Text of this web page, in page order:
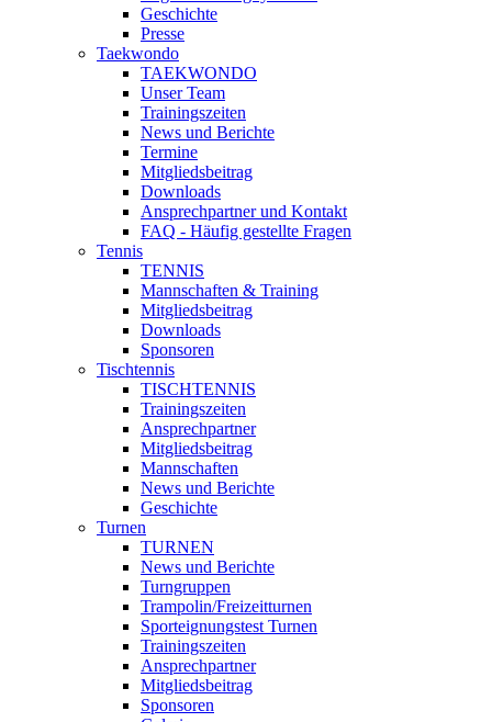
Geschichte
Presse
Taekwondo
TAEKWONDO
Unser Team
Trainingszeiten
News und Berichte
Termine
Mitgliedsbeitrag
Downloads
Ansprechpartner und Kontakt
FAQ - Häufig gestellte Fragen
Tennis
TENNIS
Mannschaften & Training
Mitgliedsbeitrag
Downloads
Sponsoren
Tischtennis
TISCHTENNIS
Trainingszeiten
Ansprechpartner
Mitgliedsbeitrag
Mannschaften
News und Berichte
Geschichte
Turnen
TURNEN
News und Berichte
Turngruppen
Trampolin/Freizeitturnen
Sporteignungstest Turnen
Trainingszeiten
Ansprechpartner
Mitgliedsbeitrag
Sponsoren